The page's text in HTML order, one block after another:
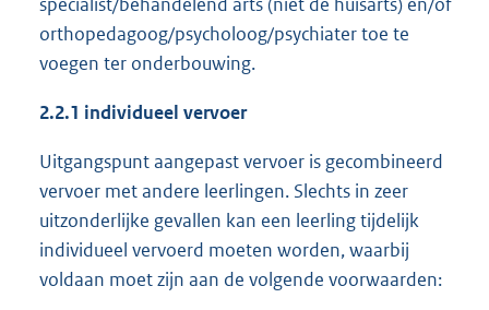
orthopedagoog/psycholoog/psychiater toe te
voegen ter onderbouwing.
2.2.1 individueel vervoer
Uitgangspunt aangepast vervoer is gecombineerd
vervoer met andere leerlingen. Slechts in zeer
uitzonderlijke gevallen kan een leerling tijdelijk
individueel vervoerd moeten worden, waarbij
voldaan moet zijn aan de volgende voorwaarden: